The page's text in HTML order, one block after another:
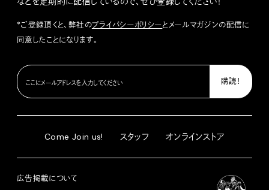
*ご登録頂くと、弊社のプライバシーポリシーとメールマガジンの配信に
同意したことになります。
Come Join us! スタッフ オンラインストア
広告掲載について